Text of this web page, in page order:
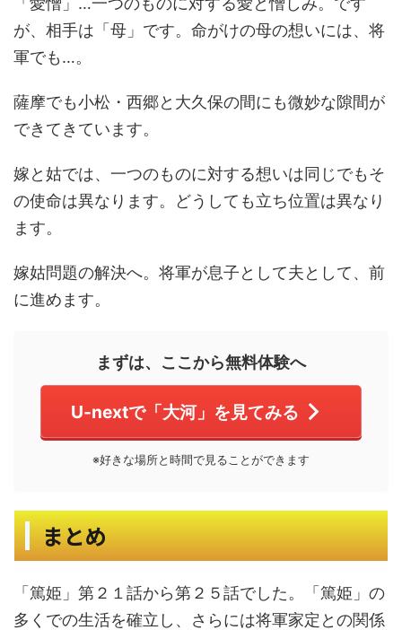
が、相手は「母」です。命がけの母の想いには、将
軍でも…。
薩摩でも小松・西郷と大久保の間にも微妙な隙間が
できてきています。
嫁と姑では、一つのものに対する想いは同じでもそ
の使命は異なります。どうしても立ち位置は異なり
ます。
嫁姑問題の解決へ。将軍が息子として夫として、前
に進めます。
まずは、ここから無料体験へ
U-nextで「大河」を見てみる
※好きな場所と時間で見ることができます
まとめ
「篤姫」第２１話から第２５話でした。「篤姫」の
多くでの生活を確立し、さらには将軍家定との関係